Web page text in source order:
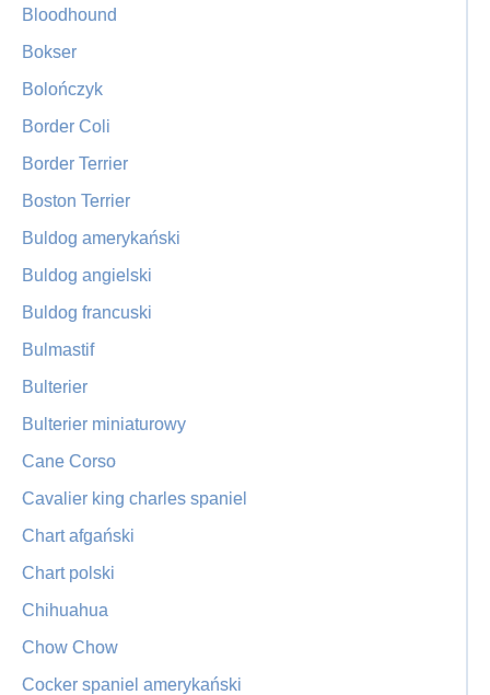
Bloodhound
Bokser
Bolończyk
Border Coli
Border Terrier
Boston Terrier
Buldog amerykański
Buldog angielski
Buldog francuski
Bulmastif
Bulterier
Bulterier miniaturowy
Cane Corso
Cavalier king charles spaniel
Chart afgański
Chart polski
Chihuahua
Chow Chow
Cocker spaniel amerykański